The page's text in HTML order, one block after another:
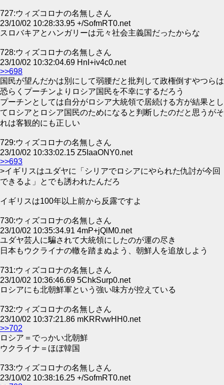
727:ウィズコロナの名無しさん
23/10/02 10:28:33.95 +/SofmRT0.net
スロバキアとハンガリーは元々社会主義国だったからな
728:ウィズコロナの名無しさん
23/10/02 10:32:04.69 HnI+iv4c0.net
>>698
国民が望んだかは別にして弱腰だと批判して政権倒すやつらは
恐らくプーチンよりロシア国民を不幸にするだろう
プーチンとしては自分がロシア大統領で居続ける方が結果とし
てロシアとロシア国民のためになると判断したのだと思うがそ
れは客観的にも正しい
729:ウィズコロナの名無しさん
23/10/02 10:33:02.15 Z5IaaONY0.net
>>693
>イギリスはユダヤに「シリアでロシアにやられた仇討が今回
できるよ」とでも誘われたんだろ
イギリスは100年以上前から反露ですよ
730:ウィズコロナの名無しさん
23/10/02 10:35:34.91 4mP+jQlM0.net
ユダヤ芸人に騙されて大統領にしたのが運の尽き
日本もウクライナの轍を踏まぬよう、朝鮮人を追放しよう
731:ウィズコロナの名無しさん
23/10/02 10:36:46.69 5ChkSurp0.net
ロシアにも北朝鮮軍という強い味方が控えている
732:ウィズコロナの名無しさん
23/10/02 10:37:21.86 mKRRvwHH0.net
>>702
ロシア＝でっかい北朝鮮
ウクライナ＝ほぼ韓国
733:ウィズコロナの名無しさん
23/10/02 10:38:16.25 +/SofmRT0.net